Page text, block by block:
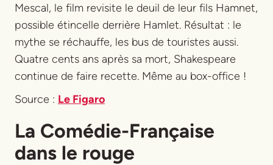
Mescal, le film revisite le deuil de leur fils Hamnet,
possible étincelle derrière Hamlet. Résultat : le
mythe se réchauffe, les bus de touristes aussi.
Quatre cents ans après sa mort, Shakespeare
continue de faire recette. Même au box-office !
Source : Le Figaro
La Comédie-Française
dans le rouge